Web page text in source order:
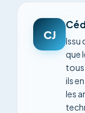
CJ
Issu
que
tous
ils
les